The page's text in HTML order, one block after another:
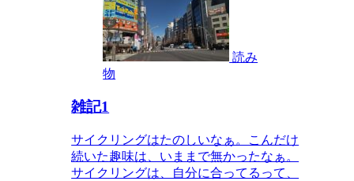
読み
物
雑記1
サイクリングはたのしいなぁ。こんだけ
続いた趣味は、いままで無かったなぁ。
サイクリングは、自分に合ってるって、